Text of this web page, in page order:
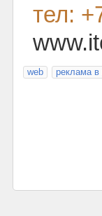
тел:
web реклама в